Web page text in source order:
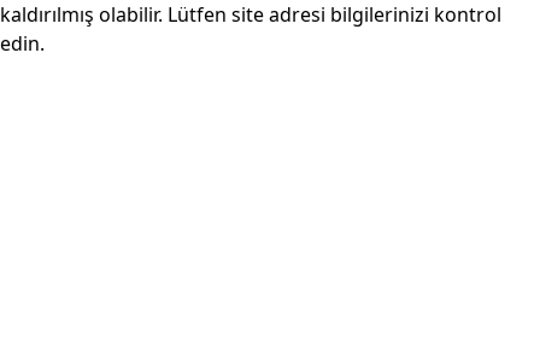
kaldırılmış olabilir. Lütfen site adresi bilgilerinizi kontrol
edin.